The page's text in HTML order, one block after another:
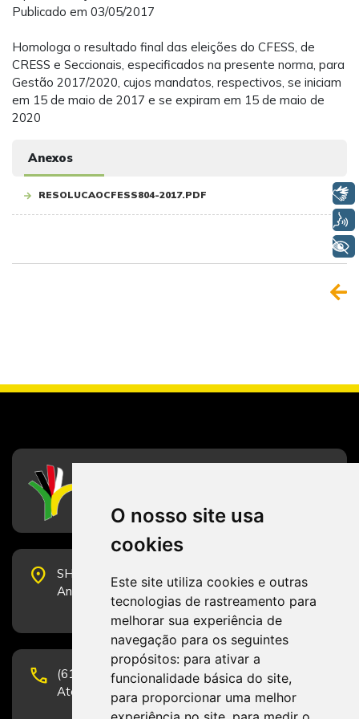
O nosso site usa
cookies
Este site utiliza cookies e outras
tecnologias de rastreamento para
melhorar sua experiência de
navegação para os seguintes
propósitos: para ativar a
funcionalidade básica do site,
para proporcionar uma melhor
Publicado em 03/05/2017
Homologa o resultado final das eleições do CFESS, de
CRESS e Seccionais, especificados na presente norma, para
Gestão 2017/2020, cujos mandatos, respectivos, se iniciam
em 15 de maio de 2017 e se expiram em 15 de maio de
2020
Anexos
RESOLUCAOCFESS804-2017.PDF
place
SHS Quadra 6, Bloco E, Complexo Brasil 21, 20º
Andar, Sala 2001 - CEP 70322-915 - Brasília/DF
phone
(61) 3223-1652 e (61) 98131-3801.
Atendimento por telefone em horário comercial
Voz